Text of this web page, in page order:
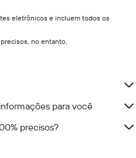
eletrônicos e incluem todos os
no entanto,
para você
precisos?